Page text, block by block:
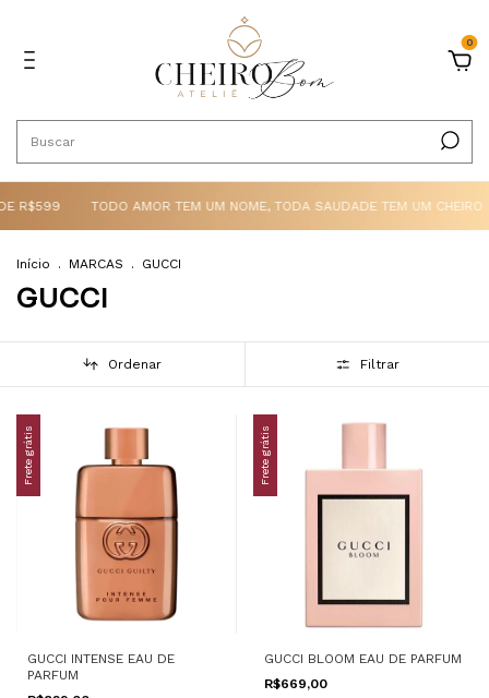
0
R$599 TODO AMOR TEM UM NOME, TODA SAUDADE TEM UM CHEIRO
Início . MARCAS . GUCCI
GUCCI
Ordenar Filtrar
Frete grátis
GUCCI INTENSE EAU DE
PARFUM
Frete grátis
GUCCI BLOOM EAU DE PARFUM
R$669,00